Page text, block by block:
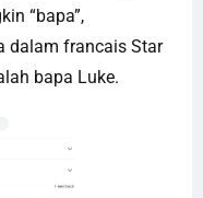
“bapa”,
dalam francais Star
bapa Luke.